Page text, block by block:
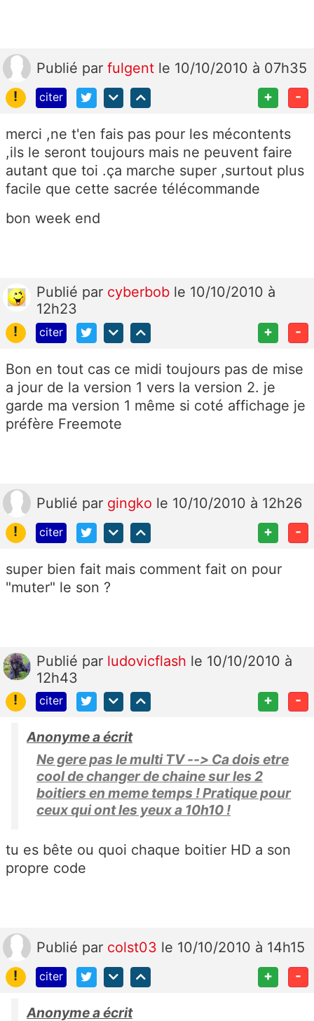
Publié par fulgent le 10/10/2010 à 07h35
!
citer + -
merci ,ne t'en fais pas pour les mécontents
,ils le seront toujours mais ne peuvent faire
autant que toi .ça marche super ,surtout plus
facile que cette sacrée télécommande
bon week end
Publié par cyberbob le 10/10/2010 à
12h23
!
citer + -
Bon en tout cas ce midi toujours pas de mise
a jour de la version 1 vers la version 2. je
garde ma version 1 même si coté affichage je
préfère Freemote
Publié par gingko le 10/10/2010 à 12h26
!
citer + -
super bien fait mais comment fait on pour
"muter" le son ?
Publié par ludovicflash le 10/10/2010 à
12h43
!
citer + -
Anonyme a écrit
Ne gere pas le multi TV --> Ca dois etre
cool de changer de chaine sur les 2
boitiers en meme temps ! Pratique pour
ceux qui ont les yeux a 10h10 !
tu es bête ou quoi chaque boitier HD a son
propre code
Publié par colst03 le 10/10/2010 à 14h15
!
citer + -
Anonyme a écrit